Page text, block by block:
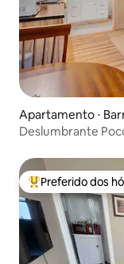
Apartamento ⋅
Deslumbrante
Entre os melhores
Preferido dos